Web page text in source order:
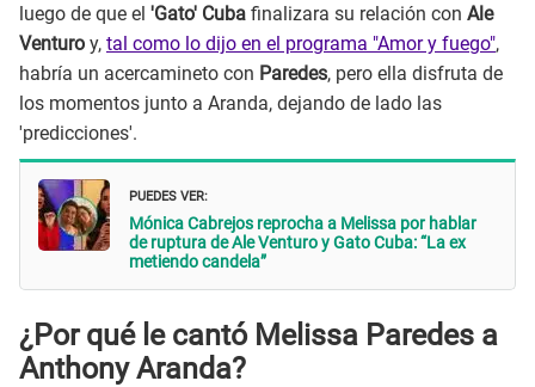
luego de que el 'Gato' Cuba finalizara su relación con Ale
Venturo y, tal como lo dijo en el programa "Amor y fuego",
habría un acercamineto con Paredes, pero ella disfruta de
los momentos junto a Aranda, dejando de lado las
'predicciones'.
PUEDES VER:
Mónica Cabrejos reprocha a Melissa por hablar
de ruptura de Ale Venturo y Gato Cuba: “La ex
metiendo candela”
¿Por qué le cantó Melissa Paredes a
Anthony Aranda?